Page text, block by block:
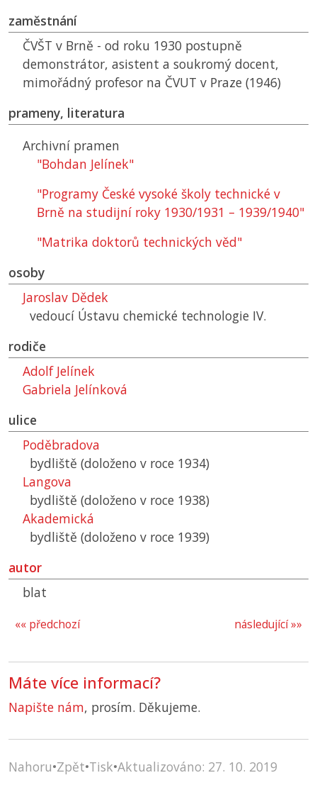
zaměstnání
ČVŠT v Brně - od roku 1930 postupně
demonstrátor, asistent a soukromý docent,
mimořádný profesor na ČVUT v Praze (1946)
prameny, literatura
Archivní pramen
"Bohdan Jelínek"
"Programy České vysoké školy technické v
Brně na studijní roky 1930/1931 – 1939/1940"
"Matrika doktorů technických věd"
osoby
Jaroslav Dědek
vedoucí Ústavu chemické technologie IV.
rodiče
Adolf Jelínek
Gabriela Jelínková
ulice
Poděbradova
bydliště (doloženo v roce 1934)
Langova
bydliště (doloženo v roce 1938)
Akademická
bydliště (doloženo v roce 1939)
autor
blat
následující »»
«« předchozí
Máte více informací?
Napište nám, prosím. Děkujeme.
Nahoru•Zpět•Tisk•Aktualizováno: 27. 10. 2019